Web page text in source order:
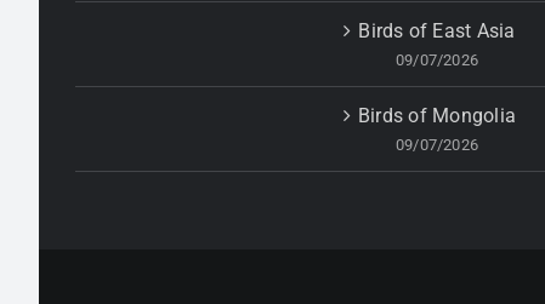
Birds of East Asia
09/07/2026
Birds of Mongolia
09/07/2026